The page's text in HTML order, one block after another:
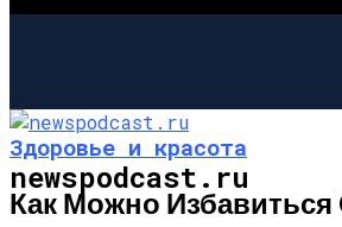
newspodcast.ru
Здоровье и красота
Как Можно Избавиться